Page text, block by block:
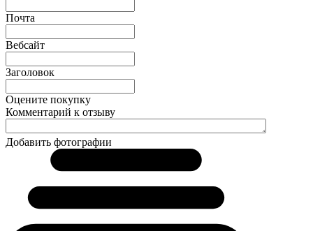
Почта
Вебсайт
Заголовок
Оцените покупку
Комментарий к отзыву
Добавить фотографии